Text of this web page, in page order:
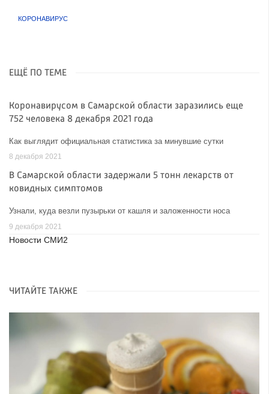
КОРОНАВИРУС
ЕЩЁ ПО ТЕМЕ
Коронавирусом в Самарской области заразились еще
752 человека 8 декабря 2021 года
Как выглядит официальная статистика за минувшие сутки
8 декабря 2021
В Самарской области задержали 5 тонн лекарств от
ковидных симптомов
Узнали, куда везли пузырьки от кашля и заложенности носа
9 декабря 2021
Новости СМИ2
ЧИТАЙТЕ ТАКЖЕ